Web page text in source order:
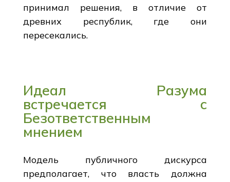
принимал решения, в отличие от
древних республик, где они
пересекались.
Идеал Разума
встречается с
Безответственным
мнением
Модель публичного дискурса
предполагает, что власть должна